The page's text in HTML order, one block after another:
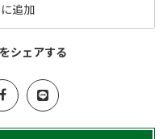
追加
シェアする